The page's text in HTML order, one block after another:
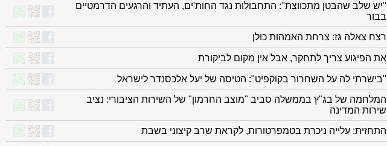
"יש שלב שהבטן מתכווצת": התחבולות נגד החות'ים, העתיד והרגעים הדרמטיים
בבור
רצח צאלה גז: צרחת האמהות כולן
את הפיגוע צריך לתחקר, אבל אין מקום לביקורת
"בישרתי לה על השחרור בקוקפיט": הטיסה של יעל אלכסנדר לישראל
המלחמה של בג"ץ בממשלה סביב "מוצב החרמון" של השירות הציבורי: נציב
שירות המדינה
התחזית: עלייה ניכרת בטמפרטורות, לקראת שרב קיצוני בשבת